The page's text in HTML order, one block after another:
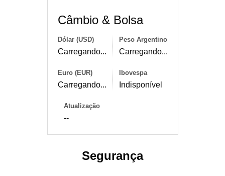
Câmbio & Bolsa
Dólar (USD)
Carregando...
Peso Argentino
Carregando...
Euro (EUR)
Carregando...
Ibovespa
Indisponível
Atualização
--
Segurança